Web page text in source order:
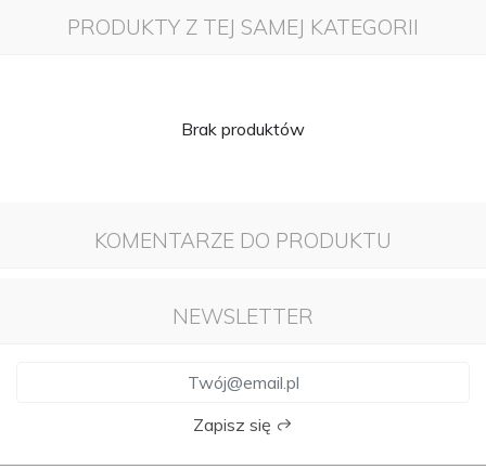
PRODUKTY Z TEJ SAMEJ KATEGORII
Brak produktów
KOMENTARZE DO PRODUKTU
NEWSLETTER
Zapisz się